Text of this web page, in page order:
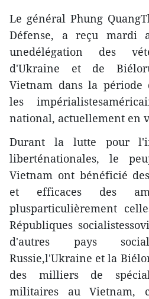
Le général Phung
Défense, a reçu mardi
unedélégation des
d'Ukraine et de
Vietnam dans la période
les
national, actuellement en
Durant la lutte pour
liberténationales, le
Vietnam ont bénéficié
et efficaces des
plusparticulièrement
Républiques
d'autres pays
Russie,l'Ukraine et la
des milliers de
militaires au Vietnam,